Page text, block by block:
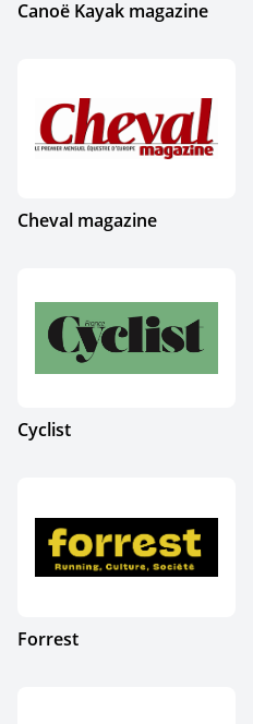
Canoë Kayak magazine
Cheval magazine
Cyclist
Forrest